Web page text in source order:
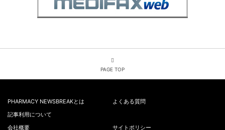
PAGE TOP
PHARMACY NEWSBREAKとは
よくある質問
記事利用について
会社概要
サイトポリシー